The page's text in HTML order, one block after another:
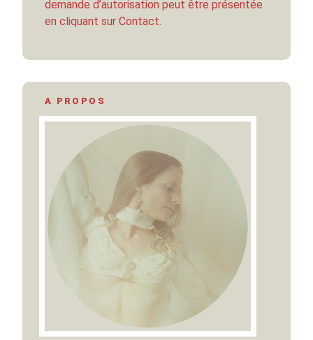
demande d’autorisation peut être présentée
en cliquant sur Contact.
A PROPOS